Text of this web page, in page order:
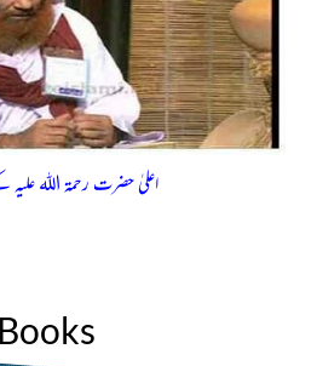
اعلیٰ حضرت رحمۃ اللہ
Books